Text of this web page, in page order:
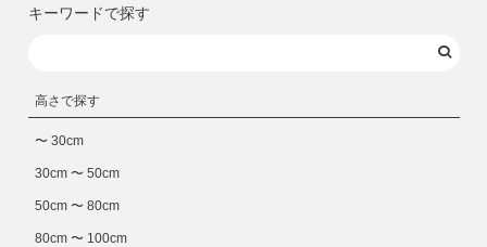
キーワードで探す
高さで探す
〜 30cm
30cm 〜 50cm
50cm 〜 80cm
80cm 〜 100cm